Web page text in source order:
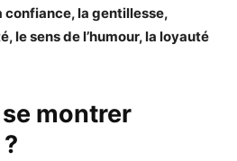
la gentillesse,
le sens de l’humour, la loyauté
montrer